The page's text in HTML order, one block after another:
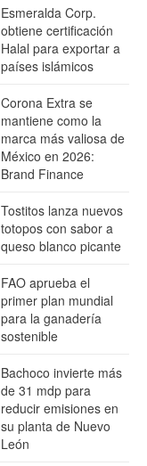
Esmeralda Corp.
obtiene certificación
Halal para exportar a
países islámicos
Corona Extra se
mantiene como la
marca más valiosa de
México en 2026:
Brand Finance
Tostitos lanza nuevos
totopos con sabor a
queso blanco picante
FAO aprueba el
primer plan mundial
para la ganadería
sostenible
Bachoco invierte más
de 31 mdp para
reducir emisiones en
su planta de Nuevo
León